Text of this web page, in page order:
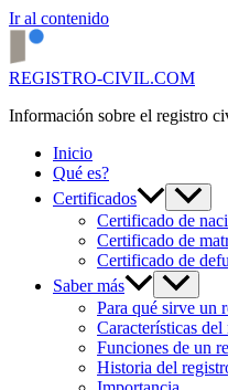
Ir al contenido
REGISTRO-CIVIL.COM
Información sobre el registro
Inicio
Qué es?
Certificados
Certificado de
Certificado de
Certificado de
Saber más
Para qué sirve un
Características
Funciones de un
Historia del